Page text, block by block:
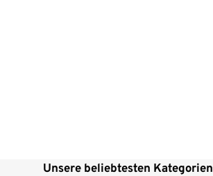
Unsere beliebtesten Kategorien